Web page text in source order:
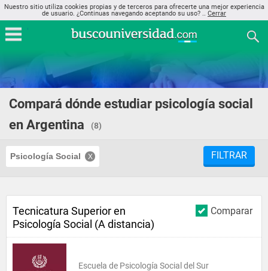
Nuestro sitio utiliza cookies propias y de terceros para ofrecerte una mejor experiencia
de usuario. ¿Continuas navegando aceptando su uso? .. Cerrar
Compará dónde estudiar psicología social
en Argentina
(8)
Psicología Social FILTRAR
Comparar
Tecnicatura Superior en
Psicología Social (A distancia)
Escuela de Psicología Social del Sur